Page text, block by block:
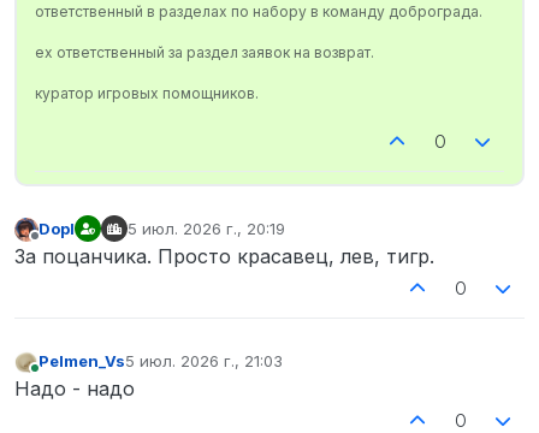
ответственный в разделах по набору в команду доброграда.
ex ответственный за раздел заявок на возврат.
куратор игровых помощников.
0
Не в сети
Dopl 5 июл. 2026 г., 20:19
отредактировано
За поцанчика. Просто красавец, лев, тигр.
0
Pelmen_Vs5 июл. 2026 г., 21:03
отредактировано
Надо - надо
0